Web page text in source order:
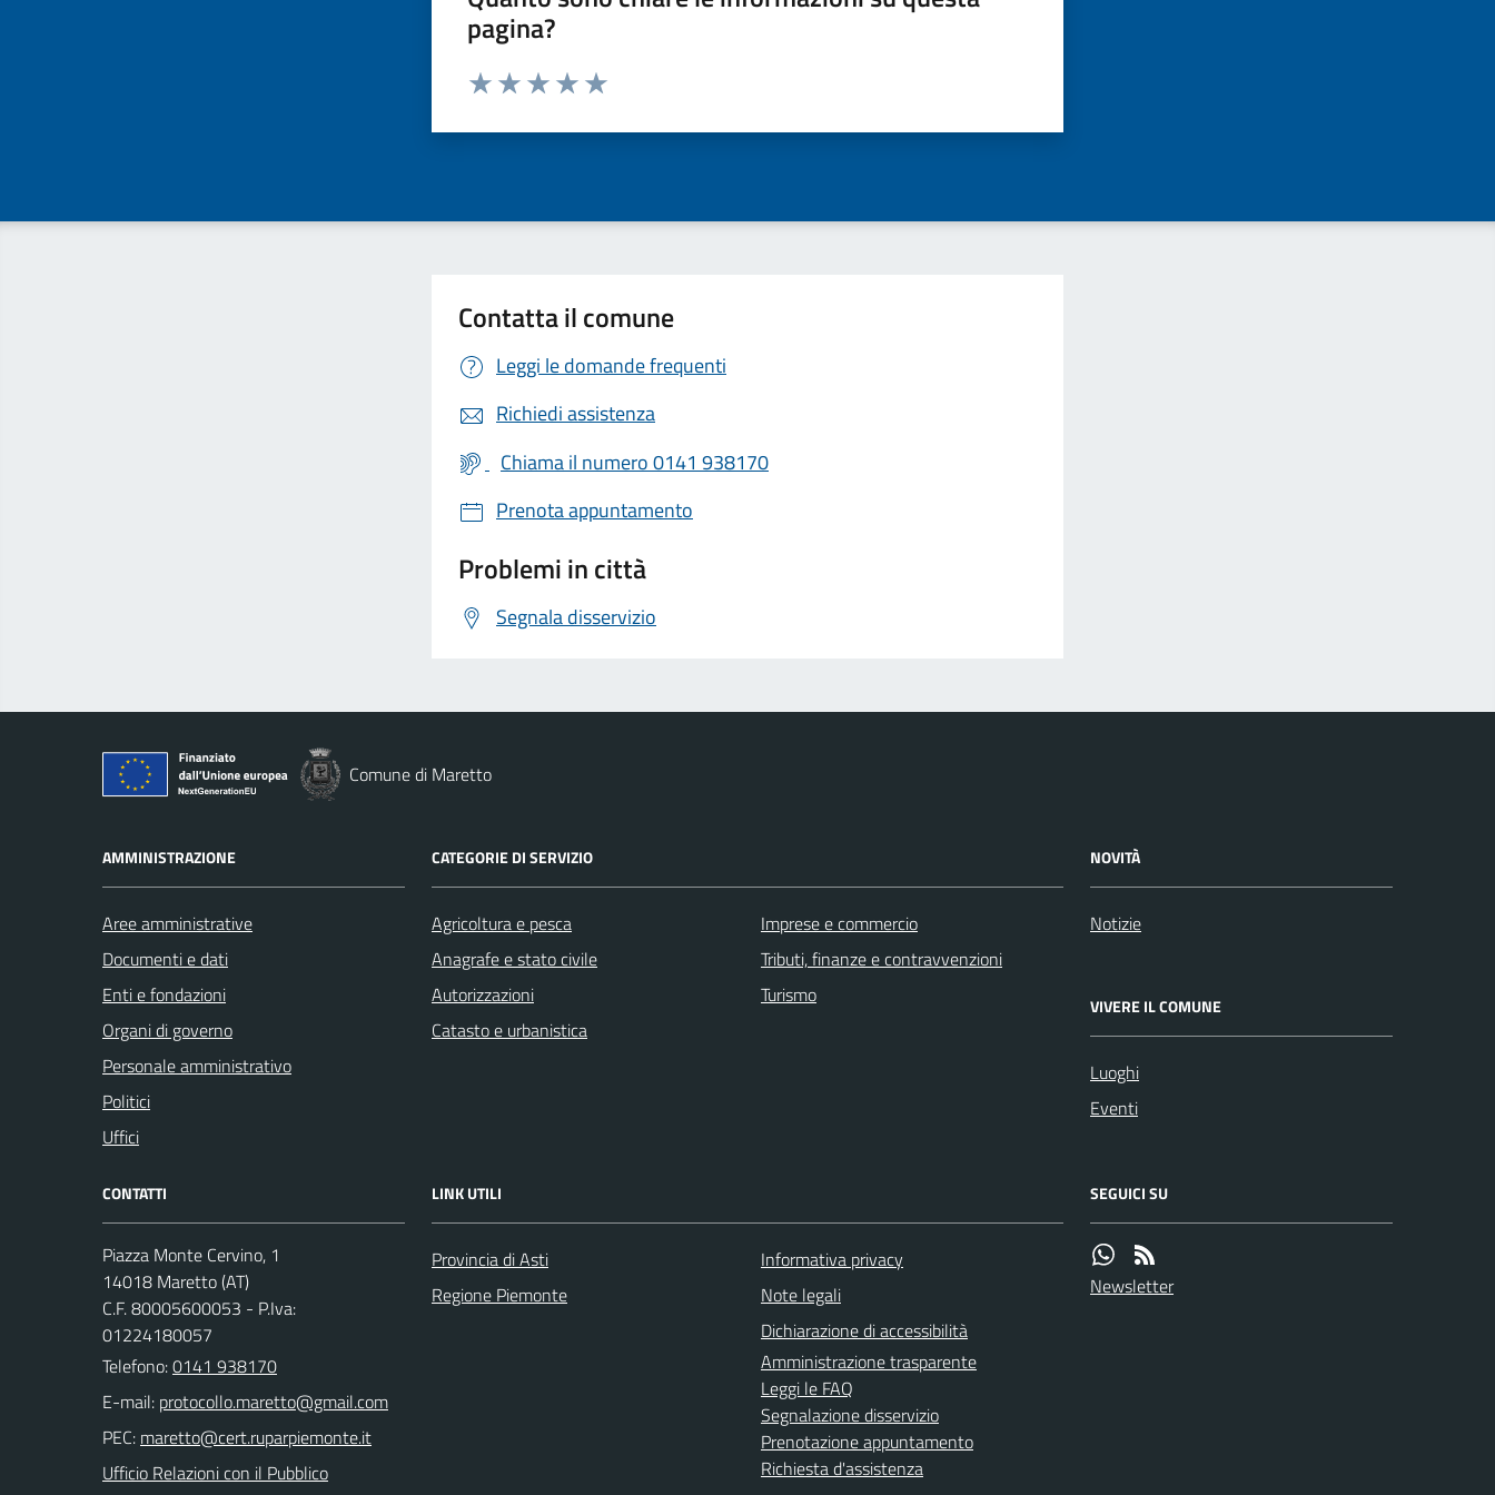
pagina?
Valuta da 1 a 5 stelle la pagina
Contatta il comune
Leggi le domande frequenti
Richiedi assistenza
Chiama il numero 0141 938170
Prenota appuntamento
Problemi in città
Segnala disservizio
Comune di Maretto
AMMINISTRAZIONE
Aree amministrative
Documenti e dati
Enti e fondazioni
Organi di governo
Personale amministrativo
Politici
Uffici
CATEGORIE DI SERVIZIO
Agricoltura e pesca
Anagrafe e stato civile
Autorizzazioni
Catasto e urbanistica
Imprese e commercio
Tributi, finanze e contravvenzioni
Turismo
NOVITÀ
Notizie
VIVERE IL COMUNE
Luoghi
Eventi
CONTATTI
Piazza Monte Cervino, 1
14018 Maretto (AT)
C.F. 80005600053 - P.Iva:
01224180057
Telefono:0141 938170
E-mail:
PEC:
Ufficio Relazioni con il Pubblico
LINK UTILI
Provincia di Asti
Regione Piemonte
Informativa privacy
Note legali
Dichiarazione di accessibilità
Amministrazione trasparente
Leggi le FAQ
Segnalazione disservizio
Prenotazione appuntamento
Richiesta d'assistenza
SEGUICI SU
Newsletter